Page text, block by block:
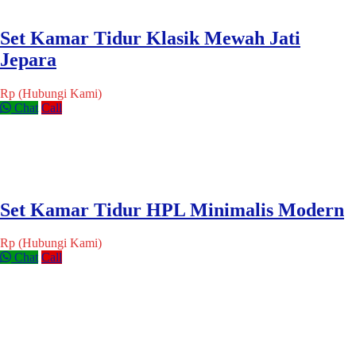
Set Kamar Tidur Klasik Mewah Jati
Jepara
Rp (Hubungi Kami)
Chat Call
Set Kamar Tidur HPL Minimalis Modern
Rp (Hubungi Kami)
Chat Call